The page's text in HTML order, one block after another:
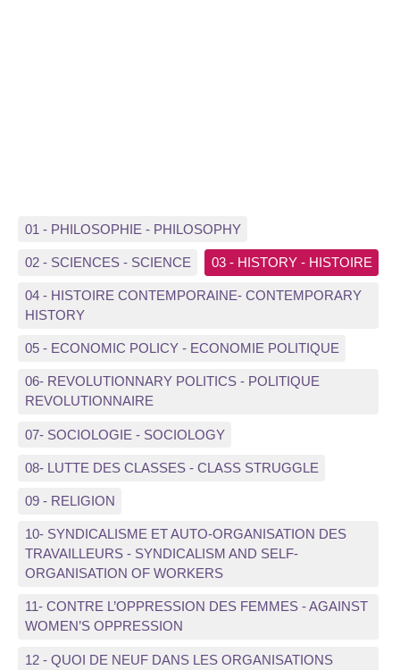
01 - PHILOSOPHIE - PHILOSOPHY
02 - SCIENCES - SCIENCE 03 - HISTORY - HISTOIRE
04 - HISTOIRE CONTEMPORAINE- CONTEMPORARY
HISTORY
05 - ECONOMIC POLICY - ECONOMIE POLITIQUE
06- REVOLUTIONNARY POLITICS - POLITIQUE
REVOLUTIONNAIRE
07- SOCIOLOGIE - SOCIOLOGY
08- LUTTE DES CLASSES - CLASS STRUGGLE
09 - RELIGION
10- SYNDICALISME ET AUTO-ORGANISATION DES
TRAVAILLEURS - SYNDICALISM AND SELF-
ORGANISATION OF WORKERS
11- CONTRE L’OPPRESSION DES FEMMES - AGAINST
WOMEN’S OPPRESSION
12 - QUOI DE NEUF DANS LES ORGANISATIONS